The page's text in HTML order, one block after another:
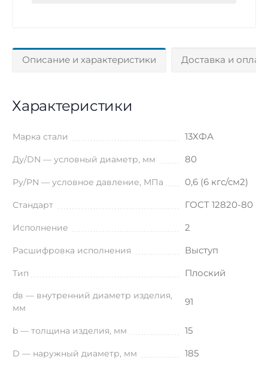
Описание и характеристики Доставка и
Характеристики
Марка стали 13ХФА
Ду/DN — условный диаметр, мм 80
Ру/PN — условное давление, МПа 0,6 (6 кгс/см2)
Стандарт ГОСТ 12820-80
Исполнение 2
Расшифровка исполнения Выступ
Тип Плоский
dв — внутренний диаметр изделия,
мм
91
b — толщина изделия, мм 15
D — наружный диаметр, мм 185